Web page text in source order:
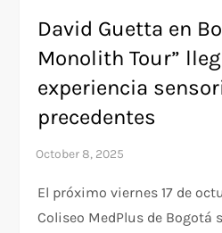
David Guetta en
Monolith Tour”
experiencia
precedentes
El próximo viernes 17 de
Coliseo MedPlus de Bogotá